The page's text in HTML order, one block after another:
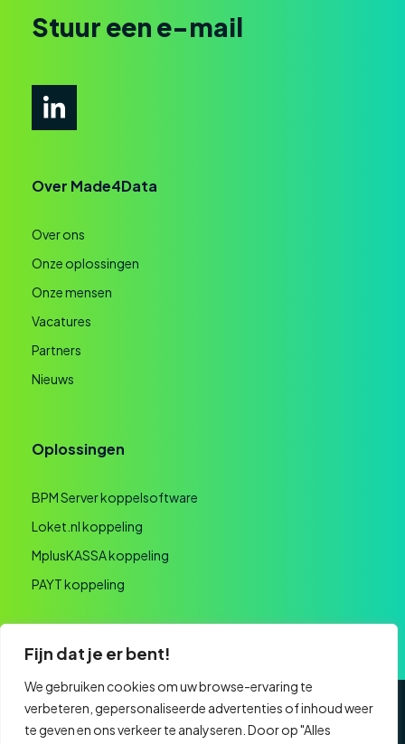
Fijn dat je er bent!
We gebruiken cookies om uw browse-ervaring te
verbeteren, gepersonaliseerde advertenties of inhoud weer
te geven en ons verkeer te analyseren. Door op "Alles
Stuur een e-mail
Over Made4Data
Over ons
Onze oplossingen
Onze mensen
Vacatures
Partners
Nieuws
Oplossingen
BPM Server koppelsoftware
Loket.nl koppeling
MplusKASSA koppeling
PAYT koppeling
Algemene voorwaarden Privacyverklaring